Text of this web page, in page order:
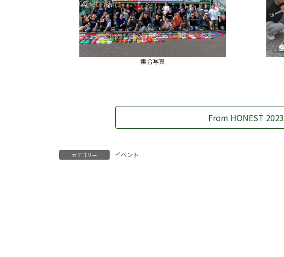
集合写真
From HONEST 2023
カテゴリー イベント